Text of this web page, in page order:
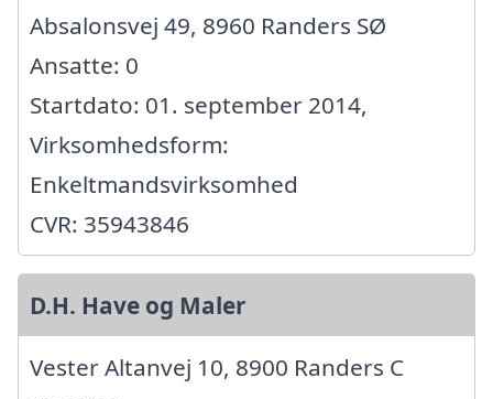
Absalonsvej 49, 8960 Randers SØ
Ansatte: 0
Startdato: 01. september 2014,
Virksomhedsform:
Enkeltmandsvirksomhed
CVR: 35943846
D.H. Have og Maler
Vester Altanvej 10, 8900 Randers C